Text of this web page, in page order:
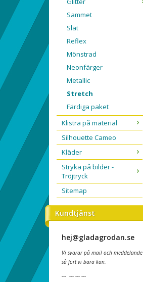
Sammet
Slät
Reflex
Mönstrad
Neonfärger
Metallic
Stretch
Färdiga paket
Klistra på material
Silhouette Cameo
Kläder
Stryka på bilder -
Tröjtryck
Sitemap
Kundtjänst
hej@gladagrodan.se
Vi svarar på mail och meddelande
så fort vi bara kan.
--- --- --- ---